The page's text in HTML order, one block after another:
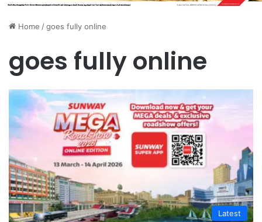
Home /goes fully online
goes fully online
Latest